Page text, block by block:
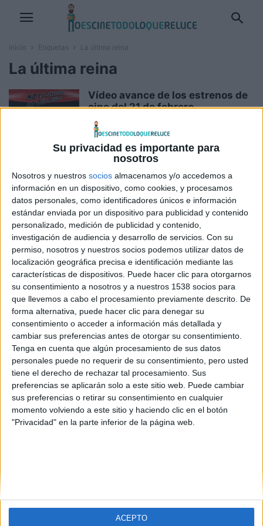
Su privacidad es importante para
nosotros
Nosotros y nuestros socios almacenamos y/o accedemos a
información en un dispositivo, como cookies, y procesamos
datos personales, como identificadores únicos e información
estándar enviada por un dispositivo para publicidad y contenido
personalizado, medición de publicidad y contenido,
investigación de audiencia y desarrollo de servicios. Con su
permiso, nosotros y nuestros socios podemos utilizar datos de
localización geográfica precisa e identificación mediante las
características de dispositivos. Puede hacer clic para otorgarnos
su consentimiento a nosotros y a nuestros 1538 socios para
que llevemos a cabo el procesamiento previamente descrito. De
forma alternativa, puede hacer clic para denegar su
consentimiento o acceder a información más detallada y
cambiar sus preferencias antes de otorgar su consentimiento.
Tenga en cuenta que algún procesamiento de sus datos
personales puede no requerir de su consentimiento, pero usted
tiene el derecho de rechazar tal procesamiento. Sus
preferencias se aplicarán solo a este sitio web. Puede cambiar
sus preferencias o retirar su consentimiento en cualquier
momento volviendo a este sitio y haciendo clic en el botón
"Privacidad" en la parte inferior de la página web.
ACEPTO
Inicio Etiquetas La última reina
La última reina
Vídeo avance de los estrenos de
cine del 21 de febrero...
Boris M.
Estrenos de cine de la semana: 21
de febrero de 2025
Boris M. - 21 febrero, 2025
Tráiler y fecha de estreno de ‘La
última reina‘, de Karim...
Ignacio Mittenhoff 16 diciembre, 2024
SOBRE NOSOTROS
No es cine todo lo que reluce es una web dedicada a la
SÍGUENOS